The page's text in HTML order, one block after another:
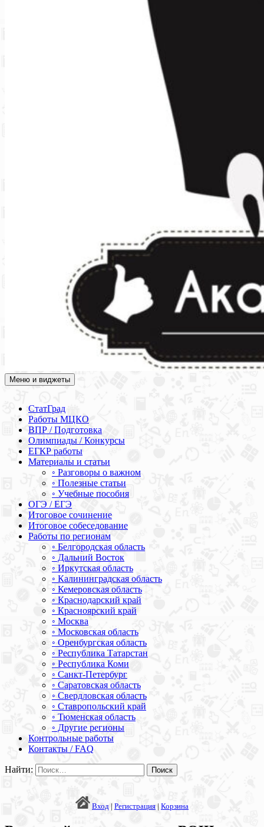
Академия СОВА
Подготовка к ЕГЭ, ОГЭ, ВПР, МЦКО, СтатГрад, КДР, ВОШ,
Меню и виджеты
СтатГрад
Работы МЦКО
ВПР / Подготовка
Олимпиады / Конкурсы
ЕГКР работы
Материалы и статьи
◦ Разговоры о важном
◦ Полезные статьи
◦ Учебные пособия
ОГЭ / ЕГЭ
Итоговое сочинение
Итоговое собеседование
Работы по регионам
◦ Белгородская область
◦ Дальний Восток
◦ Иркутская область
◦ Калининградская область
◦ Кемеровская область
◦ Краснодарский край
◦ Красноярский край
◦ Москва
◦ Московская область
◦ Оренбургская область
◦ Республика Татарстан
◦ Республика Коми
◦ Санкт-Петербург
◦ Саратовская область
◦ Свердловская область
◦ Ставропольский край
◦ Тюменская область
◦ Другие регионы
Контрольные работы
Контакты / FAQ
Найти:
Вход | Регистрация | Корзина